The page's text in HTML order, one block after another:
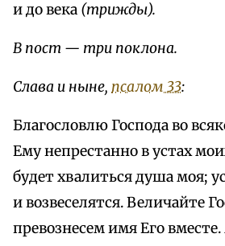
и до века (трижды).
В пост — три поклона.
Слава и ныне, псалом 33:
Благословлю Господа во
Ему непрестанно в устах
будет хвалиться душа моя;
и возвеселятся. Величайте
превознесем имя Его